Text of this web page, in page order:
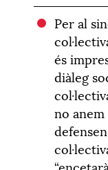
Per al
és
diàleg
no